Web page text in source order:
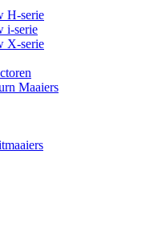
H-serie
i-serie
X-serie
Maaiers